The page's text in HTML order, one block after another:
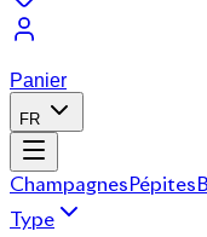
Panier
FR
ChampagnesPépites
Type